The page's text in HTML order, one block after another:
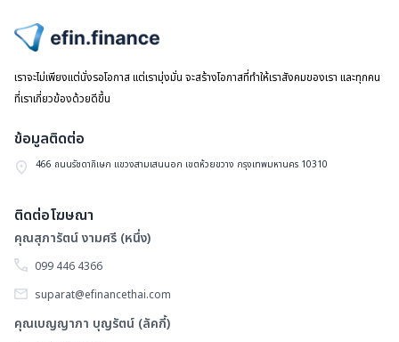
ไปหน้าแรก
เราจะไม่เพียงแต่นั่งรอโอกาส แต่เรามุ่งมั่น จะสร้างโอกาสที่ทำให้เราสังคมของเรา และทุกคน
ที่เราเกี่ยวข้องด้วยดีขึ้น
ข้อมูลติดต่อ
466 ถนนรัชดาภิเษก แขวงสามเสนนอก เขตห้วยขวาง กรุงเทพมหานคร 10310
ติดต่อโฆษณา
คุณสุภารัตน์ งามศรี (หนึ่ง)
099 446 4366
suparat@efinancethai.com
คุณเบญญาภา บุญรัตน์ (ลัคกี้)